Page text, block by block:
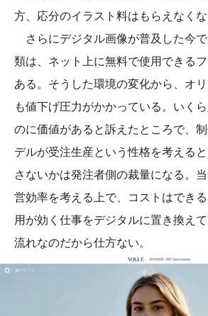
方、応分のイラスト料はもらえなくな
さらにデジタル画像が普及した今
類は、ネット上に無料で使用できる
ある。そうした環境の変化から、オ
も値下げ圧力がかかっている。いく
のに価値があると訴えたところで、
デルが受注生産という性格を考える
さないかは発注者側の裁量になる。
営効率を考える上で、コストはでき
用が効く仕事をデジタルに置き換え
流れなのだから仕方ない。